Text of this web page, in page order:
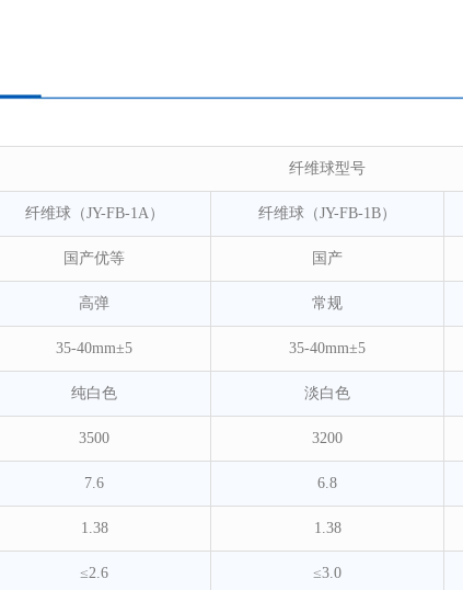
纤维球型号
纤维球（JY-FB-1A） 纤维球（JY-FB-1B）
国产优等 国产
高弹 常规
35-40mm±5 35-40mm±5
纯白色 淡白色
3500 3200
7.6 6.8
1.38 1.38
≤2.6 ≤3.0